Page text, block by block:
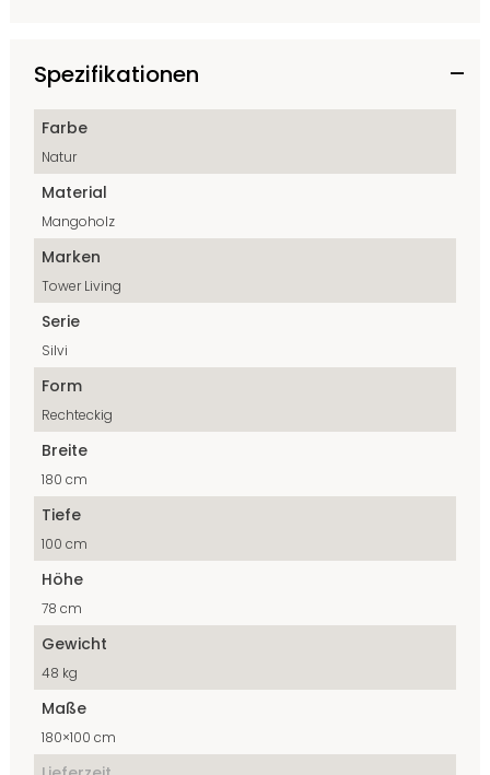
Spezifikationen
Farbe
Natur
Material
Mangoholz
Marken
Tower Living
Serie
Silvi
Form
Rechteckig
Breite
180 cm
Tiefe
100 cm
Höhe
78 cm
Gewicht
48 kg
Maße
180×100 cm